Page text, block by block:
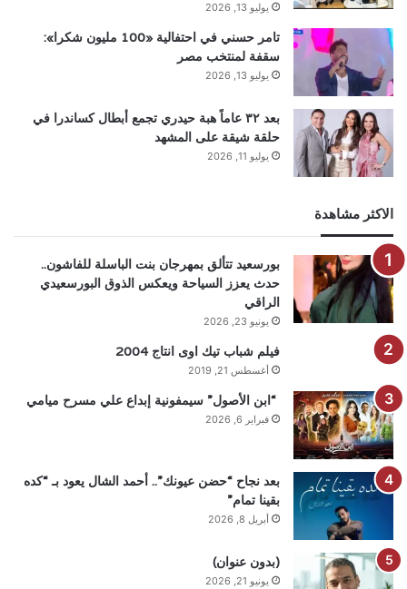
يوليو 13, 2026
تامر حسني في احتفالية «100 مليون شكرا»:
سقفة لمنتخب مصر
يوليو 13, 2026
بعد ٣٢ عاماً هبة حيدري تجمع أبطال كساندرا في
حلقة شيقة على المشهد
يوليو 11, 2026
الاكثر مشاهدة
بورسعيد تتألق بمهرجان بنت الباسلة للفاشون..
حدث يعزز السياحة ويعكس الذوق البورسعيدي
الراقي
يونيو 23, 2026
فيلم شباب تيك اوى انتاج 2004
أغسطس 21, 2019
“ابن الأصول” سيمفونية إبداع علي مسرح ميامي
فبراير 6, 2026
بعد نجاح “حضن عيونك”.. أحمد الشال يعود بـ “كده
بقينا تمام”
أبريل 8, 2026
(بدون عنوان)
يونيو 21, 2026